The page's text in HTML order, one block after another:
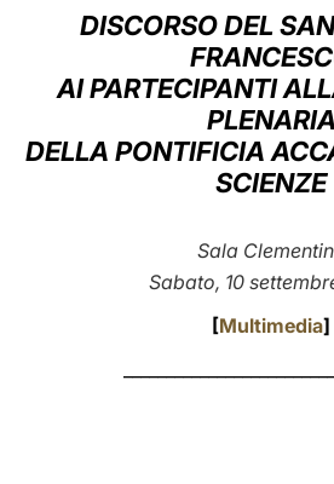
DISCORSO DEL
AI PARTECIPANTI
PLENARIA
DELLA PONTIFICIA
SCIENZE
Sala
Sabato, 10
[Multimedia]